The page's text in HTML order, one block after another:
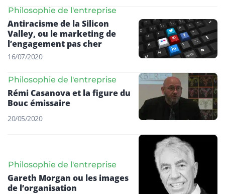
Philosophie de l'entreprise
Antiracisme de la Silicon
Valley, ou le marketing de
l’engagement pas cher
16/07/2020
Philosophie de l'entreprise
Rémi Casanova et la figure du
Bouc émissaire
20/05/2020
Philosophie de l'entreprise
Gareth Morgan ou les images
de l’organisation